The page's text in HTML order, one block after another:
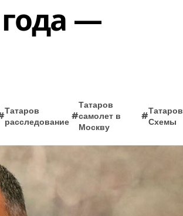
—
Татаров
расследование
#
Татаров
самолет в
Москву
#
Татаров
Схемы